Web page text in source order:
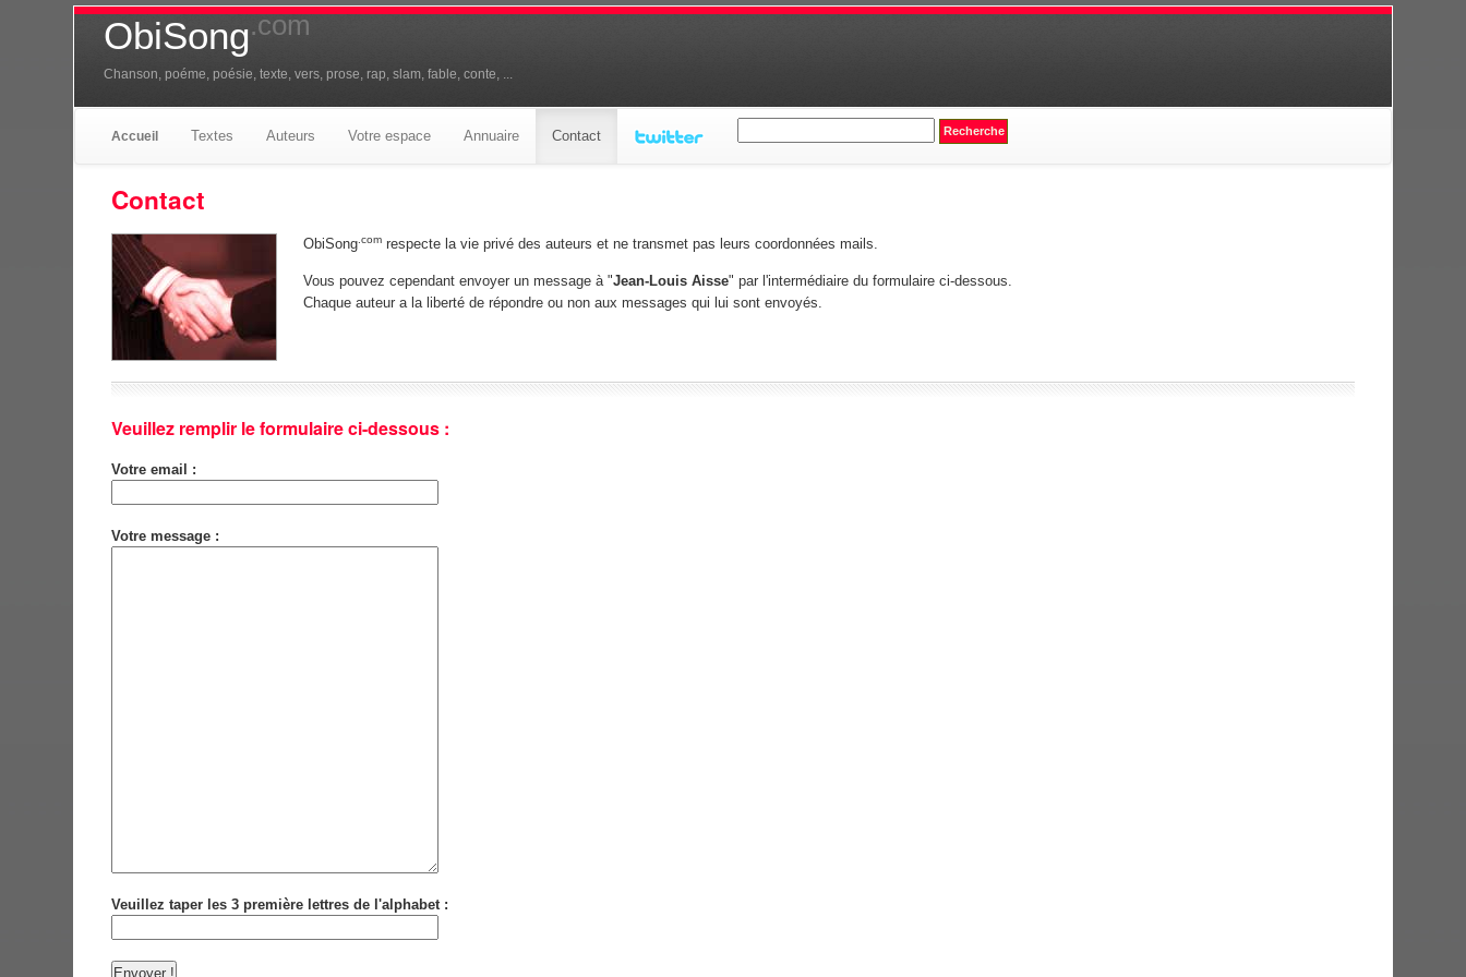
ObiSong.com
Chanson, poéme, poésie, texte, vers, prose, rap, slam, fable, conte, ...
Accueil Textes Auteurs Votre espace Annuaire Contact
Contact
ObiSong.com respecte la vie privé des auteurs et ne transmet pas leurs coordonnées mails.
Vous pouvez cependant envoyer un message à "Jean-Louis Aisse" par l'intermédiaire du formulaire ci-dessous.
Chaque auteur a la liberté de répondre ou non aux messages qui lui sont envoyés.
Veuillez remplir le formulaire ci-dessous :
Votre email :
Votre message :
Veuillez taper les 3 première lettres de l'alphabet :